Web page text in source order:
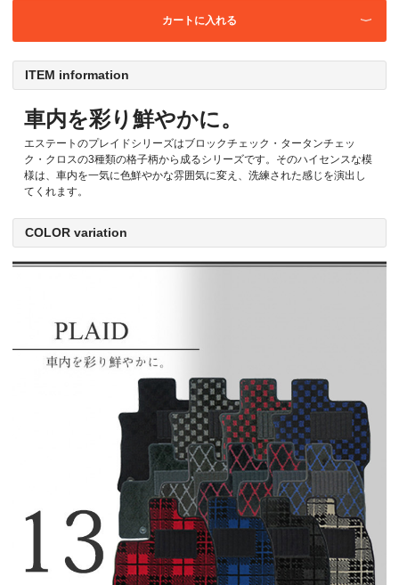
カートに入れる
ITEM information
車内を彩り鮮やかに。
エステートのプレイドシリーズはブロックチェック・タータンチェッ
ク・クロスの3種類の格子柄から成るシリーズです。そのハイセンスな模
様は、車内を一気に色鮮やかな雰囲気に変え、洗練された感じを演出し
てくれます。
COLOR variation